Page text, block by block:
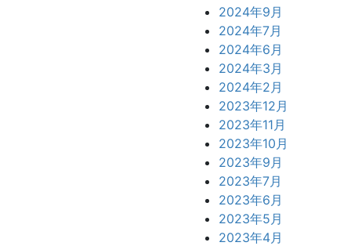
2024年9月
2024年7月
2024年6月
2024年3月
2024年2月
2023年12月
2023年11月
2023年10月
2023年9月
2023年7月
2023年6月
2023年5月
2023年4月